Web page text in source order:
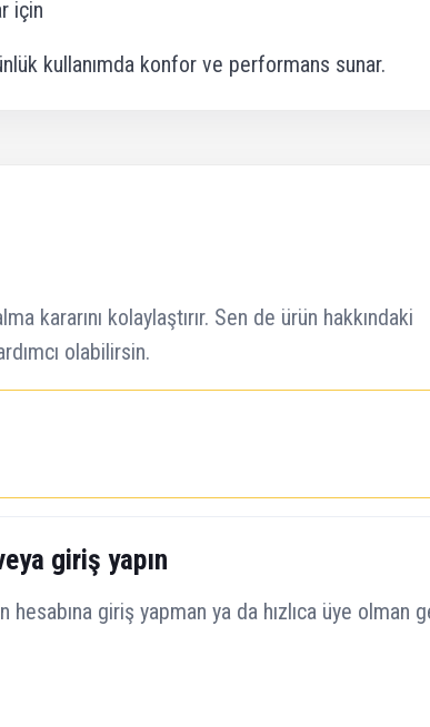
için
kullanımda konfor ve performans sunar.
kararını kolaylaştırır. Sen de ürün hakkındaki
olabilirsin.
giriş yapın
giriş yapman ya da hızlıca üye olman